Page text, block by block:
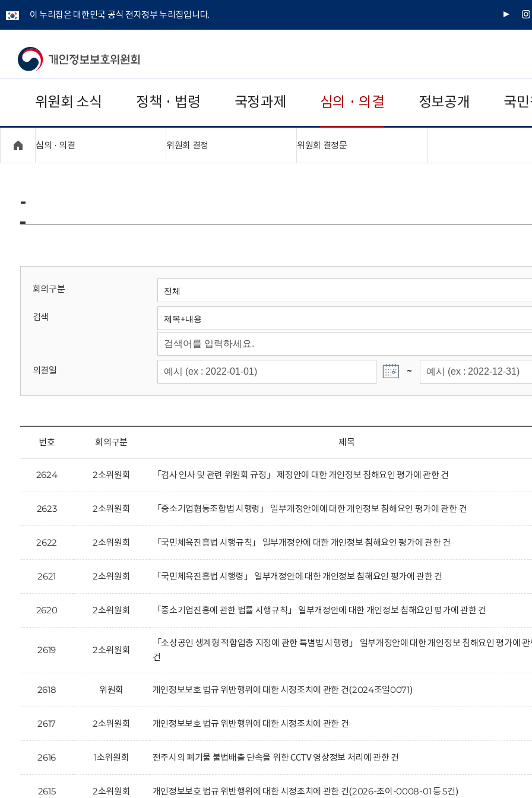
이 누리집은 대한민국 공식 전자정부 누리집입니다.
유
인
개
보
보
위
회
위원회 소식 정책 · 법령 국정과제 심의 · 의결 정보공개 국
심의 · 의결 위원회 결정 위원회 결정문"접기,펼치기"
-
회의구분
검색
의결일 ~
번호 회의구분 제목
2624 2소위원회 「검사 인사 및 관련 위원회 규정」 제정안에 대한 개인정보 침해요인 평가에 관한 건
2623 2소위원회 「중소기업협동조합법 시행령」 일부개정안에에 대한 개인정보 침해요인 평가에 관한 건
2622 2소위원회 「국민체육진흥법 시행규칙」 일부개정안에 대한 개인정보 침해요인 평가에 관한 건
2621 2소위원회 「국민체육진흥법 시행령」 일부개정안에 대한 개인정보 침해요인 평가에 관한 건
2620 2소위원회 「중소기업진흥에 관한 법률 시행규칙」 일부개정안에 대한 개인정보 침해요인 평가에 관한 건
2619 2소위원회
「소상공인 생계형 적합업종 지정에 관한 특별법 시행령」 일부개정안에 대한 개인정보 침해요인 평가에
건
2618 위원회 개인정보보호 법규 위반행위에 대한 시정조치에 관한 건(2024조일0071)
2617 2소위원회 개인정보보호 법규 위반행위에 대한 시정조치에 관한 건
2616 1소위원회 전주시의 폐기물 불법배출 단속을 위한 CCTV 영상정보 처리에 관한 건
2615 2소위원회 개인정보보호 법규 위반행위에 대한 시정조치에 관한 건(2026-조이-0008-01 등 5건)